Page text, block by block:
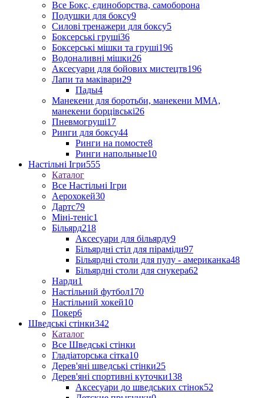
Все Бокс, єдиноборства, самоборона
Подушки для боксу9
Силові тренажери для боксу5
Боксерські груші36
Боксерські мішки та груші196
Водоналивні мішки26
Аксесуари для бойових мистецтв196
Лапи та маківари29
Пады4
Манекени для боротьби, манекени ММА,
манекени борцівські26
Пневмогруші17
Ринги для боксу44
Ринги на помосте8
Ринги напольные10
Настільні Ігри555
Каталог
Все Настільні Ігри
Аерохокей30
Дартс79
Міні-теніс1
Більярд218
Аксесуари для більярду9
Більярдні стіл для піраміди97
Більярдні столи для пулу - американка48
Більярдні столи для снукера62
Нарди1
Настільний футбол170
Настільний хокей10
Покер6
Шведські стінки342
Каталог
Все Шведські стінки
Гладіаторська сітка10
Дерев'яні шведські стінки25
Дерев'яні спортивні куточки138
Аксесуари до шведських стінок52